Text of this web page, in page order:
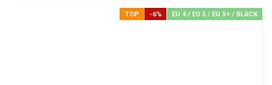
TOP -6% EU 4 / EU 5 / EU 5+ / BLACK